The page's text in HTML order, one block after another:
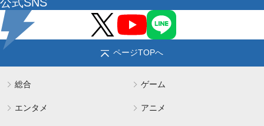
ページTOPへ
総合 ゲーム
エンタメ アニメ